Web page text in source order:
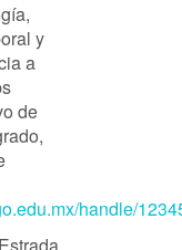
y
a
de
handle/